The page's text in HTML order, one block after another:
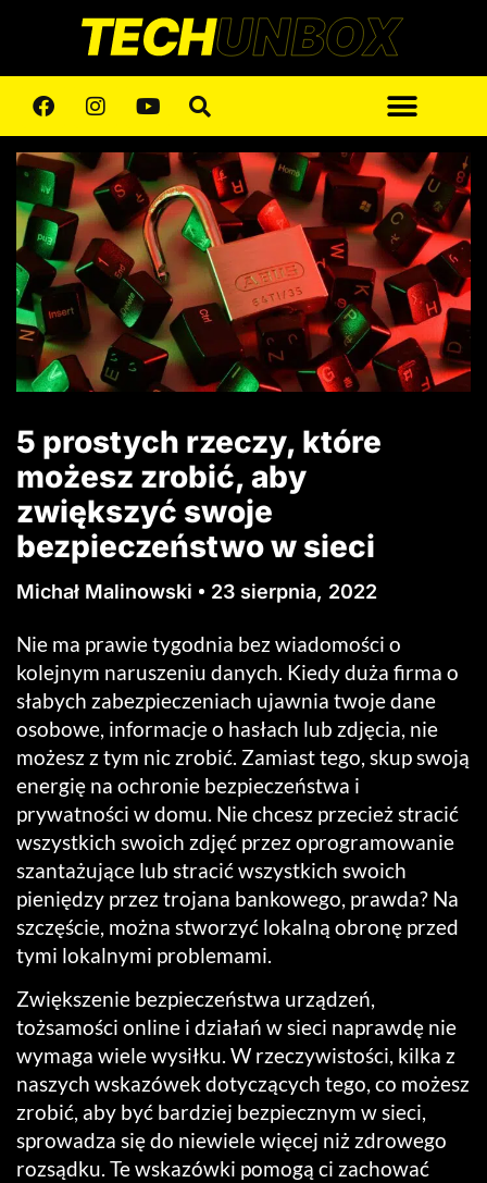
5 prostych rzeczy, które
możesz zrobić, aby
zwiększyć swoje
bezpieczeństwo w sieci
Michał Malinowski 23 sierpnia, 2022
Nie ma prawie tygodnia bez wiadomości o
kolejnym naruszeniu danych. Kiedy duża firma o
słabych zabezpieczeniach ujawnia twoje dane
osobowe, informacje o hasłach lub zdjęcia, nie
możesz z tym nic zrobić. Zamiast tego, skup swoją
energię na ochronie bezpieczeństwa i
prywatności w domu. Nie chcesz przecież stracić
wszystkich swoich zdjęć przez oprogramowanie
szantażujące lub stracić wszystkich swoich
pieniędzy przez trojana bankowego, prawda? Na
szczęście, można stworzyć lokalną obronę przed
tymi lokalnymi problemami.
Zwiększenie bezpieczeństwa urządzeń,
tożsamości online i działań w sieci naprawdę nie
wymaga wiele wysiłku. W rzeczywistości, kilka z
naszych wskazówek dotyczących tego, co możesz
zrobić, aby być bardziej bezpiecznym w sieci,
sprowadza się do niewiele więcej niż zdrowego
rozsądku. Te wskazówki pomogą ci zachować